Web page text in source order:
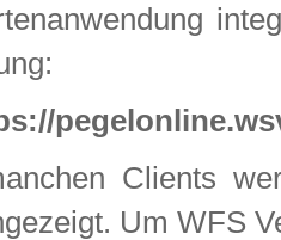
Clients
Um WFS